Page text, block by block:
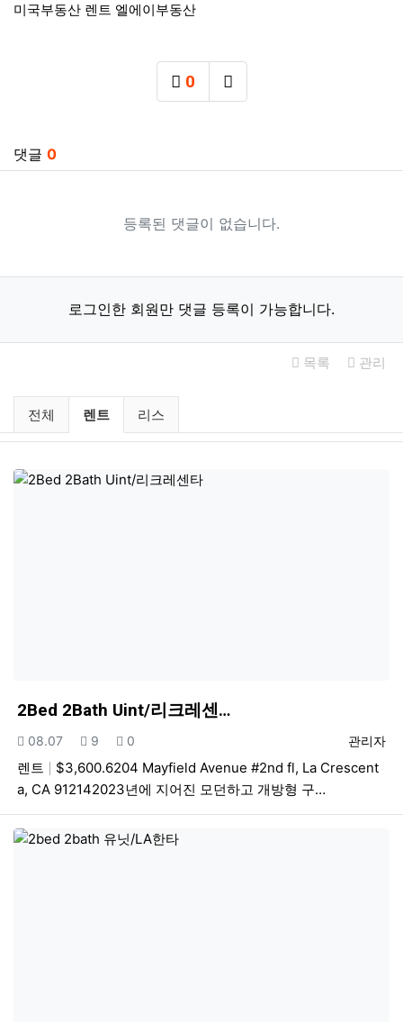
미국부동산 렌트 엘에이부동산
0
추천 SNS 공유
댓글 0
등록된 댓글이 없습니다.
로그인한 회원만 댓글 등록이 가능합니다.
목록 관리
미국부동산 렌트 / 리스 분류 목록
전체 현재 분류
렌트 리스
2Bed 2Bath Uint/리크레센…
등록자
관리자
등록일
08.07 조회
9 추천
0
렌트
$3,600.6204 Mayfield Avenue #2nd fl, La Crescent
a, CA 912142023년에 지어진 모던하고 개방형 구…